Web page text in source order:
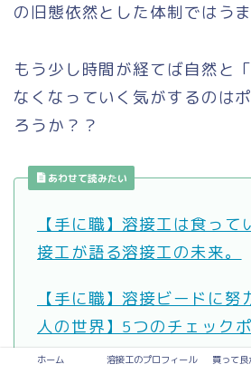
の旧態依然とした体制ではう
もう少し時間が経てば自然と
なくなっていく気がするのは
ろうか？？
あわせて読みたい
【手に職】溶接工は食って
接工が語る溶接工の未来。
【手に職】溶接ビードに
人の世界】5つのチェック
ホーム 溶接工のプロフィール 買って良
買って
入って損なし